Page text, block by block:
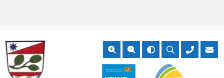
Hauptmenu
Seiteninhalt
Footer
Suche
öffnen
SITZUNGSTERMINE
Hier finden Sie die öffentliche Bekanntmachung für